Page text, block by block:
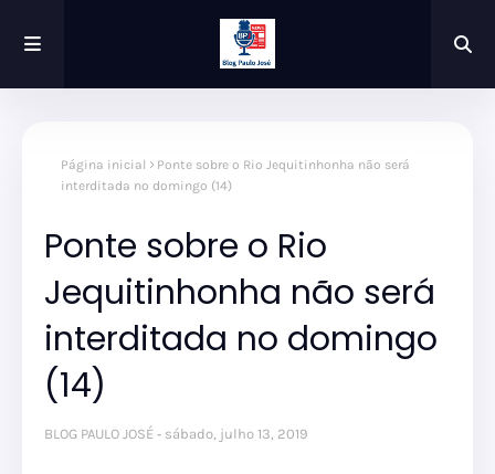
Página inicial
Ponte sobre o Rio Jequitinhonha não será
interditada no domingo (14)
Ponte sobre o Rio
Jequitinhonha não será
interditada no domingo
(14)
BLOG PAULO JOSÉ sábado, julho 13, 2019